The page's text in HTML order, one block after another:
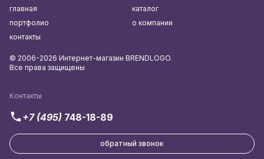
Контакты
+7 (495) 748-18-89
обратный звонок
главная
каталог
портфолио
о компании
контакты
© 2006-2026 Интернет-магазин BRENDLOGO.
Все права защищены